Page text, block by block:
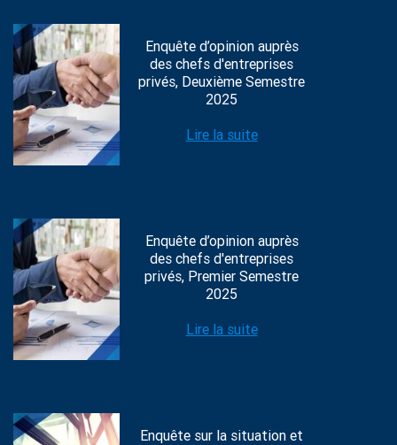
Enquête d’opinion auprès
des chefs d'entreprises
privés, Deuxième Semestre
2025
Lire la suite
Enquête d’opinion auprès
des chefs d'entreprises
privés, Premier Semestre
2025
Lire la suite
Enquête sur la situation et